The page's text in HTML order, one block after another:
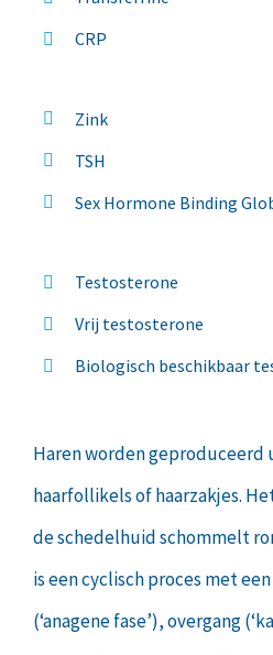
CRP
Zink
TSH
Sex Hormone Binding
Testosterone
Vrij testosterone
Biologisch beschikbaar
Haren worden
haarfollikels of haarzakjes.
de schedelhuid schommelt
is een cyclisch proces met
(‘anagene fase’), overgang